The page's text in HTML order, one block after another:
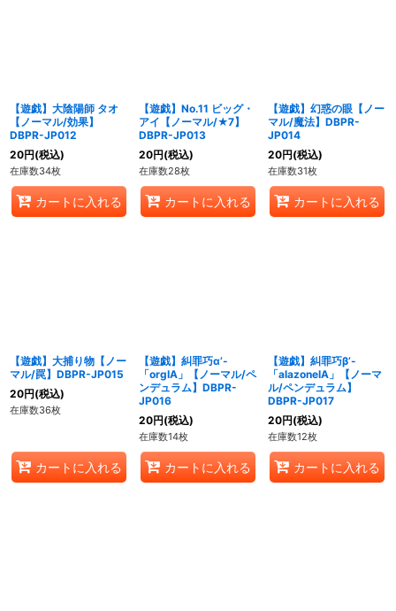
【遊戯】大陰陽師 タオ
【ノーマル/効果】
DBPR-JP012
20円(税込)
在庫数34枚
カートに入れる
【遊戯】No.11 ビッグ・
アイ【ノーマル/★7】
DBPR-JP013
20円(税込)
在庫数28枚
カートに入れる
【遊戯】幻惑の眼【ノー
マル/魔法】DBPR-
JP014
20円(税込)
在庫数31枚
カートに入れる
【遊戯】大捕り物【ノー
マル/罠】DBPR-JP015
20円(税込)
在庫数36枚
カートに入れる
【遊戯】糾罪巧α’-
「orgIA」【ノーマル/ペ
ンデュラム】DBPR-
JP016
20円(税込)
在庫数14枚
カートに入れる
【遊戯】糾罪巧β’-
「alazoneIA」【ノーマ
ル/ペンデュラム】
DBPR-JP017
20円(税込)
在庫数12枚
カートに入れる